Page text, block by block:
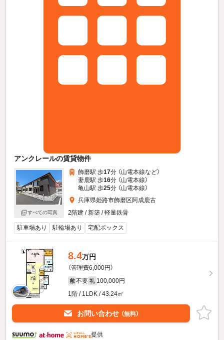
アンクレールの賃貸物件
すべての写真
飾磨駅 歩17分 （山電本線など）
妻鹿駅 歩16分 （山電本線）
亀山駅 歩25分 （山電本線）
兵庫県姫路市飾磨区阿成鹿古
2階建 / 新築 / 軽量鉄骨
駐車場あり 駐輪場あり 宅配ボックス
8.4万円
（管理費6,000円）
敷 不要 礼 100,000円
1階 / 1LDK / 43.24㎡
お問い合わせ （無料）
提供